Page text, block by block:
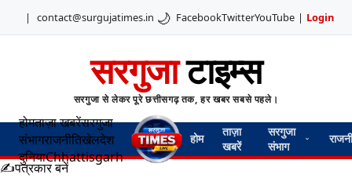
| contact@surgujatimes.in 🌙 FacebookTwitterYouTube | Login
सरगुजाटाइम्स
सरगुजा से लेकर पूरे छत्तीसगढ़ तक, हर खबर सबसे पहले।
होमताज़ा खबरेंसरगुजा
संभागराजनीतिखेलदेश
दुनियाChhattisgarh
होम
ताज़ा
खबरें
सरगुजा
संभाग
✍️पत्रकार बनें